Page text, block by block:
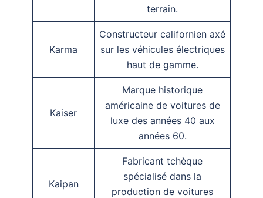
terrain.
Karma
Constructeur californien axé
sur les véhicules électriques
haut de gamme.
Kaiser
Marque historique
américaine de voitures de
luxe des années 40 aux
années 60.
Kaipan
Fabricant tchèque
spécialisé dans la
production de voitures